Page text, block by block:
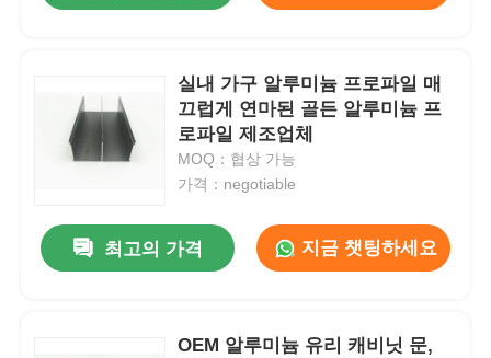
실내 가구 알루미늄 프로파일 매
끄럽게 연마된 골든 알루미늄 프
로파일 제조업체
MOQ：협상 가능
가격：negotiable
최고의 가격 지금 챗팅하세요
OEM 알루미늄 유리 캐비닛 문,